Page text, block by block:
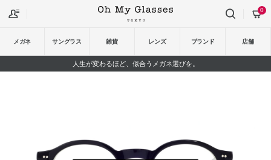
メガネ サングラス 雑貨 レンズ ブランド 店舗
0
人生が変わるほど、似合うメガネ選びを。